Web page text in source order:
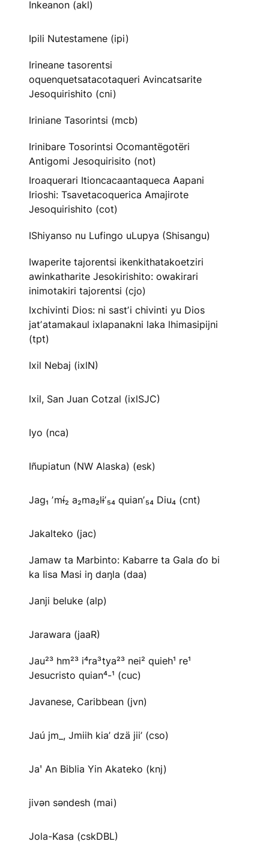
Inkeanon (akl)
Ipili Nutestamene (ipi)
Irineane tasorentsi
oquenquetsatacotaqueri Avincatsarite
Jesoquirishito (cni)
Iriniane Tasorintsi (mcb)
Irinibare Tosorintsi Ocomantëgotëri
Antigomi Jesoquirisito (not)
Iroaquerari Itioncacaantaqueca Aapani
Irioshi: Tsavetacoquerica Amajirote
Jesoquirishito (cot)
IShiyanso nu Lufingo uLupya (Shisangu)
Iwaperite tajorentsi ikenkithatakoetziri
awinkatharite Jesokirishito: owakirari
inimotakiri tajorentsi (cjo)
Ixchivinti Dios: ni sastʼi chivinti yu Dios
jatʼatamakaul ixlapanakni laka lhimasipijni
(tpt)
Ixil Nebaj (ixlN)
Ixil, San Juan Cotzal (ixlSJC)
Iyo (nca)
Iñupiatun (NW Alaska) (esk)
Jag₁ ʼmɨ́₂ a₂ma₂lɨʼ₅₄ quianʼ₅₄ Diu₄ (cnt)
Jakalteko (jac)
Jamaw ta Marbinto: Kabarre ta Gala ɗo bi
ka Iisa Masi iŋ daŋla (daa)
Janji beluke (alp)
Jarawara (jaaR)
Jau²³ hm²³ i⁴ra³tya²³ nei² quieh¹ re¹
Jesucristo quian⁴-¹ (cuc)
Javanese, Caribbean (jvn)
Jaú jm_, Jmiih kia’ dzä jii’ (cso)
Jaꞌ An Biblia Yin Akateko (knj)
jivən səndesh (mai)
Jola-Kasa (cskDBL)